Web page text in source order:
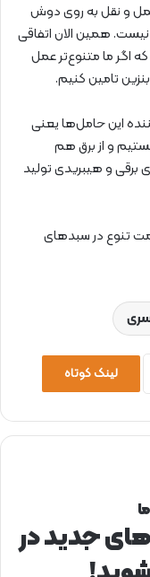
و نقل به روی دوش
همین الان اتفاقی
اگر ما متنوع‌تر عمل
تامین کنیم.
این حامل‌ها یعنی
و از برق هم
برقی و هیبریدی تولید
تنوع در سبدهای
لینک کوتاه
جدید در